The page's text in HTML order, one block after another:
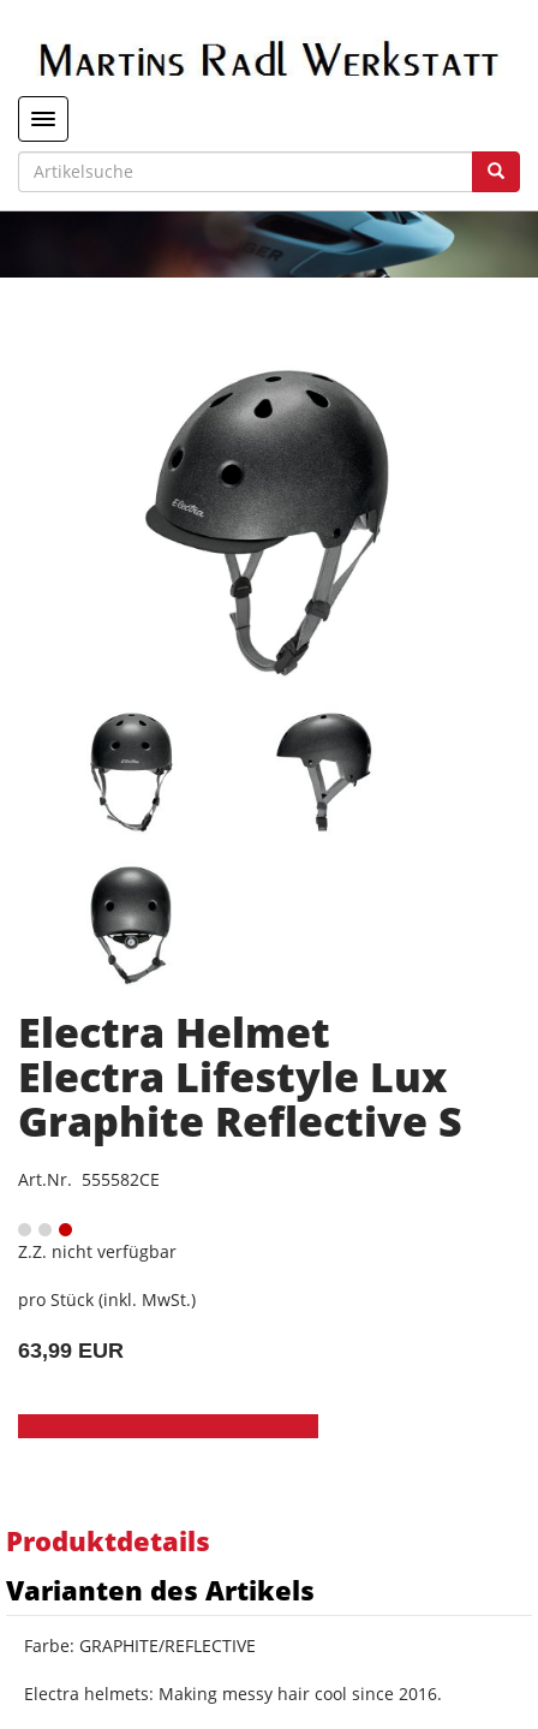
Toggle navigation
Electra Helmet
Electra Lifestyle Lux
Graphite Reflective S
Art.Nr. 555582CE
Z.Z. nicht verfügbar
pro Stück (inkl. MwSt.)
63,99 EUR
Produktdetails
Varianten des Artikels
Farbe: GRAPHITE/REFLECTIVE
Electra helmets: Making messy hair cool since 2016.